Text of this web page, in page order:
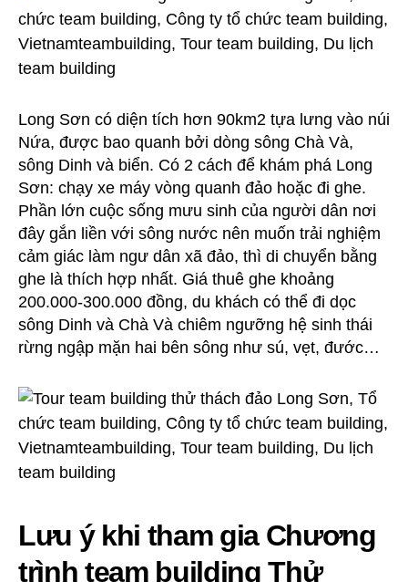
Long Sơn có diện tích hơn 90km2 tựa lưng vào núi
Nứa, được bao quanh bởi dòng sông Chà Và,
sông Dinh và biển. Có 2 cách để khám phá Long
Sơn: chạy xe máy vòng quanh đảo hoặc đi ghe.
Phần lớn cuộc sống mưu sinh của người dân nơi
đây gắn liền với sông nước nên muốn trải nghiệm
cảm giác làm ngư dân xã đảo, thì di chuyển bằng
ghe là thích hợp nhất. Giá thuê ghe khoảng
200.000-300.000 đồng, du khách có thể đi dọc
sông Dinh và Chà Và chiêm ngưỡng hệ sinh thái
rừng ngập mặn hai bên sông như sú, vẹt, đước…
Lưu ý khi tham gia Chương
trình team building Thử